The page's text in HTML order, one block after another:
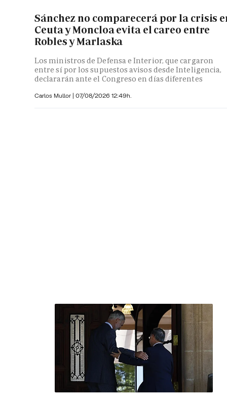
Sánchez no comparecerá por la crisis
Ceuta y Moncloa evita el careo entre
Robles y Marlaska
Los ministros de Defensa e Interior, que cargaron
entre sí por los supuestos avisos desde Inteligencia,
declararán ante el Congreso en días diferentes
Carlos Mullor | 07/08/2026 12:49h.